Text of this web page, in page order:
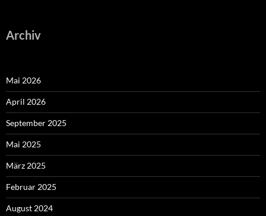
Archiv
Mai 2026
April 2026
September 2025
Mai 2025
März 2025
Februar 2025
August 2024